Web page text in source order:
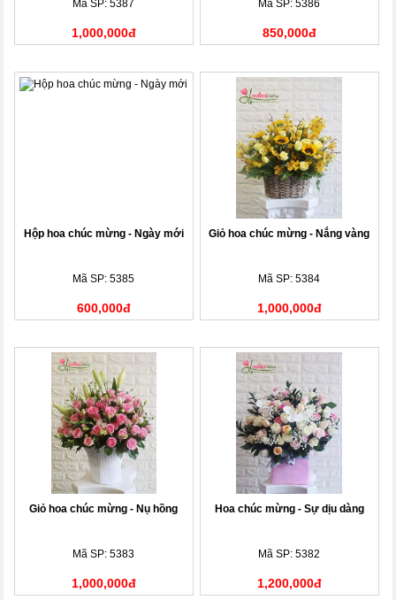
Mã SP: 5387
1,000,000đ
Mã SP: 5386
850,000đ
Hộp hoa chúc mừng - Ngày mới
Mã SP: 5385
600,000đ
Giỏ hoa chúc mừng - Nắng vàng
Mã SP: 5384
1,000,000đ
Giỏ hoa chúc mừng - Nụ hồng
Mã SP: 5383
1,000,000đ
Hoa chúc mừng - Sự dịu dàng
Mã SP: 5382
1,200,000đ